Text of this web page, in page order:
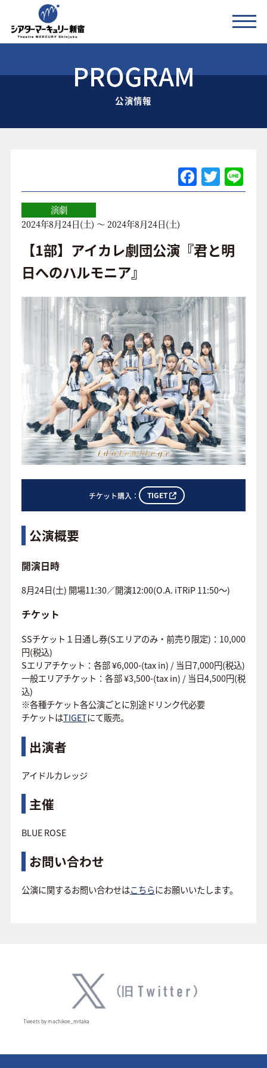
公演情報
アクセス
協賛企業 / 運営会社
お問い合わせ
FAQ
PROGRAM
公演情報
F
a
b
k
T
w
演劇
2024年8月24日(土) ～ 2024年8月24日(土)
【1部】アイカレ劇団公演『君と明
日へのハルモニア』
チケット購入： TIGET
公演概要
開演日時
8月24日(土) 開場11:30／開演12:00(O.A. iTRiP 11:50〜)
チケット
SSチケット１日通し券(Sエリアのみ・前売り限定)：10,000
円(税込)
Sエリアチケット：各部 ¥6,000-(tax in) / 当日7,000円(税込)
一般エリアチケット：各部 ¥3,500-(tax in) / 当日4,500円(税
込)
※各種チケット各公演ごとに別途ドリンク代必要
チケットはTIGETにて販売。
出演者
アイドルカレッジ
主催
BLUE ROSE
お問い合わせ
公演に関するお問い合わせはこちらにお願いいたします。
Tweets by machikoe_mitaka